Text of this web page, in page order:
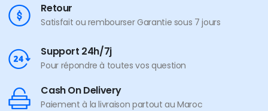
Retour
Satisfait ou rembourser Garantie sous 7 jours
Support 24h/7j
Pour répondre à toutes vos question
Cash On Delivery
Paiement à la livraison partout au Maroc